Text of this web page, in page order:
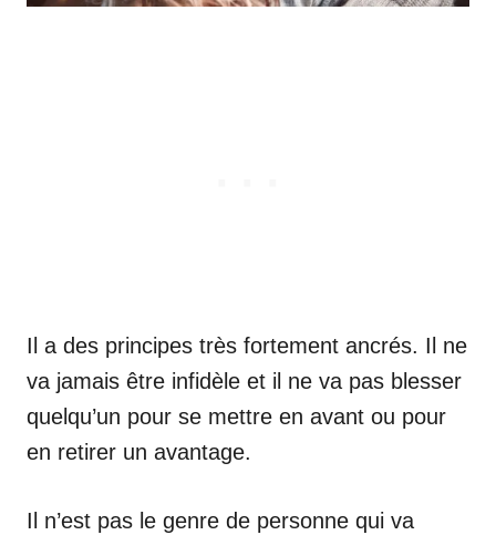
Il a des principes très fortement ancrés. Il ne
va jamais être infidèle et il ne va pas blesser
quelqu’un pour se mettre en avant ou pour
en retirer un avantage.
Il n’est pas le genre de personne qui va